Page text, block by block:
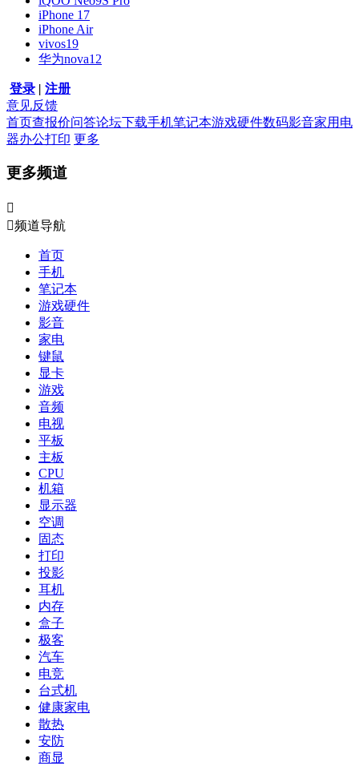
iPhone 17
iPhone Air
vivos19
华为nova12
登录 | 注册
意见反馈
首页查报价问答论坛下载手机笔记本游戏硬件数码影音家用电
器办公打印 更多
更多频道

频道导航
首页
手机
笔记本
游戏硬件
影音
家电
键鼠
显卡
游戏
音频
电视
平板
主板
CPU
机箱
显示器
空调
固态
打印
投影
耳机
内存
盒子
极客
汽车
电竞
台式机
健康家电
散热
安防
商显